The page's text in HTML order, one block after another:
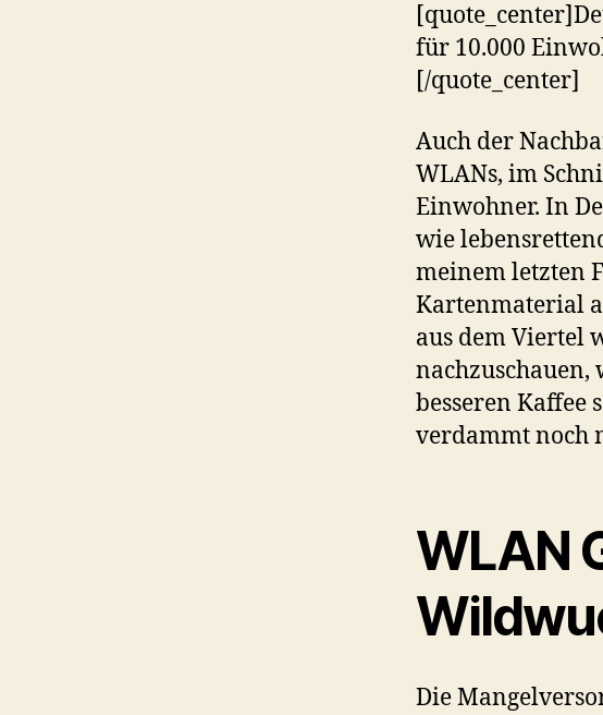
für 10.000
[/quote_center]
Auch der
WLANs, im
Einwohner. In
wie
meinem letzten
Kartenmaterial
aus dem Viertel
nachzuschauen,
besseren Kaffee
verdammt noch
WLAN
Die